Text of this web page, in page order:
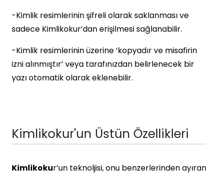
-Kimlik resimlerinin şifreli olarak saklanması ve
sadece Kimlikokur’dan erişilmesi sağlanabilir.
-Kimlik resimlerinin üzerine ‘kopyadır ve misafirin
izni alınmıştır’ veya tarafınızdan belirlenecek bir
yazı otomatik olarak eklenebilir.
Kimlikokur'un Üstün Özellikleri
Kimlikokur’un teknoljisi, onu benzerlerinden ayıran